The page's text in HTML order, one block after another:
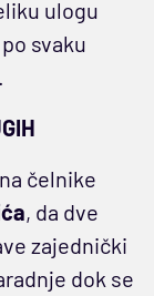
ulogu
svaku
čelnike
, da dve
zajednički
dok se